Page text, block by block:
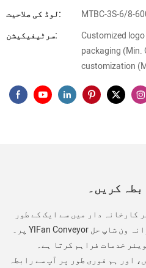
لوڈ کی صلاحیت:
MTBC-3S-6/8-
سرٹیفیکیشن:
Customized
packaging (Min.
customization
کریں۔
کارخانہ دار میں سے ایک کے طور
پر۔ YIFan Conveyor عالمی صارفین کے لیے پیشہ ورانہ ون شاپ حل
خدمات فراہم کرتا ہے۔
اور ہم فوری طور پر آپ سے رابطہ